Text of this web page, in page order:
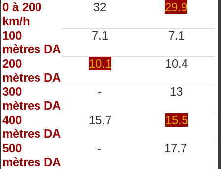
0 à 200
km/h
32 29.9
100
mètres DA
7.1 7.1
200
mètres DA
10.1 10.4
300
mètres DA
- 13
400
mètres DA
15.7 15.5
500
mètres DA
- 17.7